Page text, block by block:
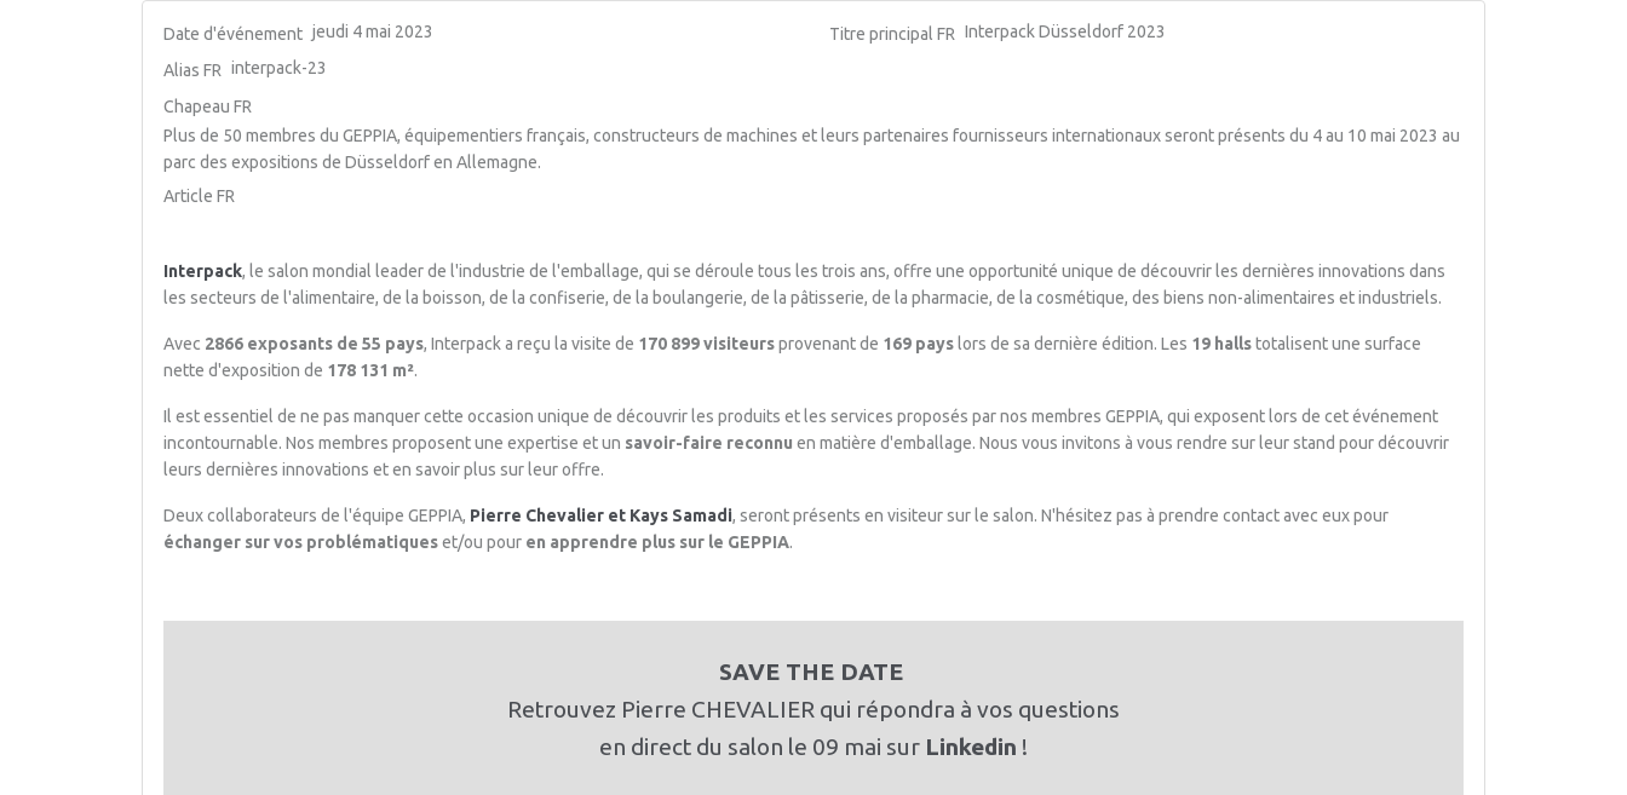
Date d'événement jeudi 4 mai 2023 Titre principal FR Interpack Düsseldorf 2023
Alias FR interpack-23
Chapeau FR
Plus de 50 membres du GEPPIA, équipementiers français, constructeurs de machines et leurs partenaires fournisseurs internationaux seront présents du 4 au 10 mai 2023 au
parc des expositions de Düsseldorf en Allemagne.
Article FR
Interpack, le salon mondial leader de l'industrie de l'emballage, qui se déroule tous les trois ans, offre une opportunité unique de découvrir les dernières innovations dans
les secteurs de l'alimentaire, de la boisson, de la confiserie, de la boulangerie, de la pâtisserie, de la pharmacie, de la cosmétique, des biens non-alimentaires et industriels.
Avec 2866 exposants de 55 pays, Interpack a reçu la visite de 170 899 visiteursprovenant de 169 pays lors de sa dernière édition. Les 19 hallstotalisent une surface
nette d'exposition de 178 131 m².
Il est essentiel de ne pas manquer cette occasion unique de découvrir les produits et les services proposés par nos membres GEPPIA, qui exposent lors de cet événement
incontournable. Nos membres proposent une expertise et un savoir-faire reconnu en matière d'emballage. Nous vous invitons à vous rendre sur leur stand pour découvrir
leurs dernières innovations et en savoir plus sur leur offre.
Deux collaborateurs de l'équipe GEPPIA, Pierre Chevalier et Kays Samadi, seront présents en visiteur sur le salon. N'hésitez pas à prendre contact avec eux pour
échanger sur vos problématiqueset/ou pour en apprendre plus sur le GEPPIA.
SAVE THE DATE
Retrouvez Pierre CHEVALIER qui répondra à vos questions
en direct du salon le 09 mai sur Linkedin !